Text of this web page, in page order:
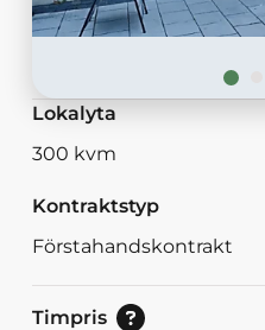
Lokalyta
300 kvm
Kontraktstyp
Förstahandskontrakt
Timpris
Pris för enstaka timmar.